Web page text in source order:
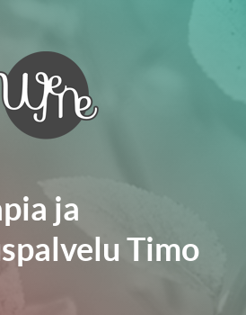
ja
Timo